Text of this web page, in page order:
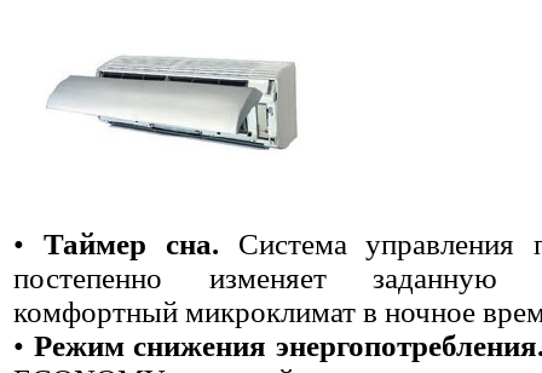
• Таймер сна. Система управления
постепенно изменяет заданную
комфортный микроклимат в ночное
• Режим снижения